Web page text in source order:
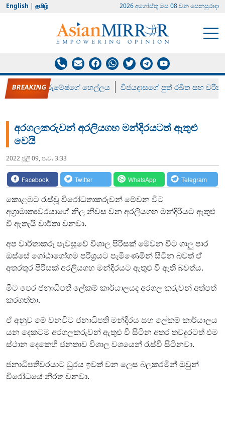
English | தமிழ் 2026 අගෝස්‍තු මස 08 වන සෙනසුරාදා
රන් ගෙනා රුමේෂ්ගේ හෙල්ලය විජයදාසගේ පුත් රඛිත සහ චරිත්
අරගලකරුවන් අරලියගහ මන්දිරයටත් ඇතුළු
වෙයි
2022 ජූලි 09, ප.ව. 3:33
Facebook Twitter WhatsApp Telegram
කොළඹට රැස්වූ විරෝධතාකරුවන් මේවන විට
අග්‍රාමාත්‍යවරයාගේ නිල නිවස වන අරලියගහ මන්දිරියට ඇතුළු
වී ඇතැයි වාර්තා වනවා.
අප වාර්තාකරු පැවසූවේ විශාල පිරිසක් මේවන විට ගාලු පාර
ඔස්සේ ගෝඨාගෝගම පරිශ්‍රයට පැමිණෙමින් සිටින බවත් ඒ
අතරතුර පිරිසක් අරලියගහ මන්දිරයට ඇතුළු වී ඇති බවත්ය.
මීට පෙර ජනාධිපති ලේකම් කාර්යාලයද අරගල කරුවන් අත්පත්
කරගත්තා.
ඒ අනුව මේ වනවිට ජනාධිපති මන්දිරය සහ ලේකම් කාර්යාලය
යන දෙකටම අරගලකරුවන් ඇතුළු වී සිටින අතර තවදුරටත් එම
ස්ථාන දෙකෙහි ජනතාව විශාල වශයෙන් රැස්වී සිටිනවා.
ජනාධිපතිවරයාට ධුරය ඉවත් වන ලෙස බලකරමින් ඔවුන්
විරෝධයේ නිරත වනවා.